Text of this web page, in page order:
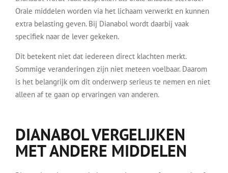
Orale middelen worden via het lichaam verwerkt en kunnen
extra belasting geven. Bij Dianabol wordt daarbij vaak
specifiek naar de lever gekeken.
Dit betekent niet dat iedereen direct klachten merkt.
Sommige veranderingen zijn niet meteen voelbaar. Daarom
is het belangrijk om dit onderwerp serieus te nemen en niet
alleen af te gaan op ervaringen van anderen.
DIANABOL VERGELIJKEN
MET ANDERE MIDDELEN